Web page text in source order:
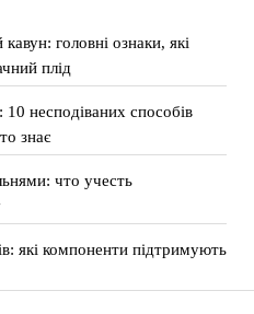
головні ознаки, які
плід
несподіваних способів
знає
что учесть
які компоненти підтримують